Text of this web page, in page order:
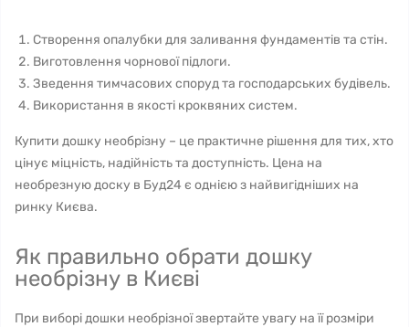
Створення опалубки для заливання фундаментів та стін.
Виготовлення чорнової підлоги.
Зведення тимчасових споруд та господарських будівель.
Використання в якості кроквяних систем.
Купити дошку необрізну – це практичне рішення для тих, хто
цінує міцність, надійність та доступність. Цена на
необрезную доску в Буд24 є однією з найвигідніших на
ринку Києва.
Як правильно обрати дошку
необрізну в Києві
При виборі дошки необрізної звертайте увагу на її розміри